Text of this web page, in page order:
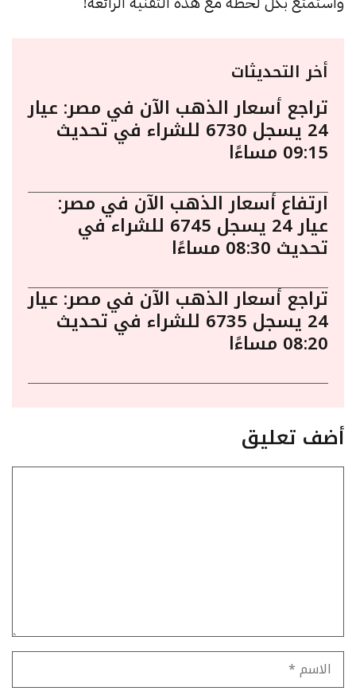
أخر التحديثات
تراجع أسعار الذهب الآن في مصر: عيار
24 يسجل 6730 للشراء في تحديث
09:15 مساءًا
ارتفاع أسعار الذهب الآن في مصر:
عيار 24 يسجل 6745 للشراء في
تحديث 08:30 مساءًا
تراجع أسعار الذهب الآن في مصر: عيار
24 يسجل 6735 للشراء في تحديث
08:20 مساءًا
أضف تعليق
الاسم